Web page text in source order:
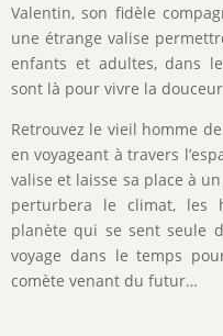
Valentin, son fidèle
une étrange valise
enfants et adultes, dans
sont là pour vivre la
Retrouvez le vieil homme
en voyageant à travers
valise et laisse sa place à
perturbera le climat, les
planète qui se sent seule
voyage dans le temps
comète venant du futur…